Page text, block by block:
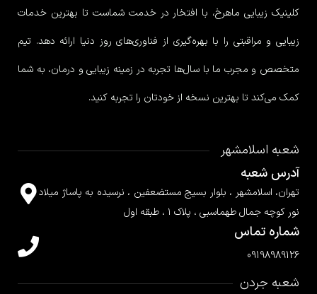
کلینیک زیبایی ماهرخ، با افتخار در خدمت شماست تا بهترین خدمات
زیبایی و مراقبتی را با بهره‌گیری از فناوری‌های روز دنیا ارائه دهد. تیم
متخصص و مجرب ما با سال‌ها تجربه در زمینه زیبایی و درمان، به شما
کمک می‌کند تا بهترین نسخه از خودتان را تجربه کنید.
شعبه اسلامشهر
آدرس شعبه
تهران، اسلامشهر ، بلوار بسیج مستضعفین ، نرسیده به پاساژ میلاد
نور کوچه جمال طهماسبی ، پلاک ۱ ، طبقه اول
شماره تماس
09198989126
شعبه جردن